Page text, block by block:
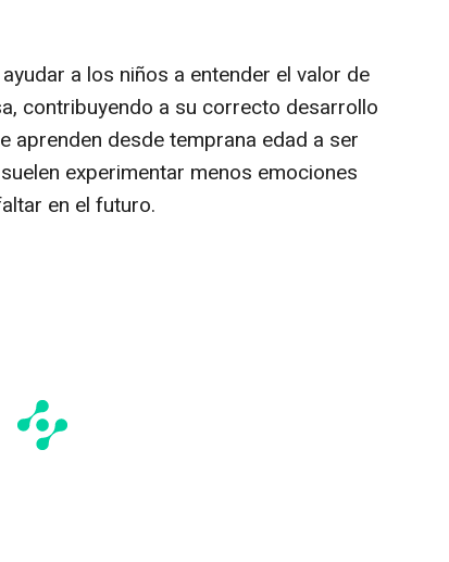
a los niños a entender el valor de
contribuyendo a su correcto desarrollo
aprenden desde temprana edad a ser
experimentar menos emociones
en el futuro.